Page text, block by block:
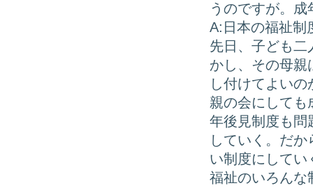
うのですが。
A:日本の福祉制
先日、子ども二
かし、その母親
し付けてよい
親の会にしても
年後見制度も問
していく。だ
い制度にしてい
福祉のいろんな